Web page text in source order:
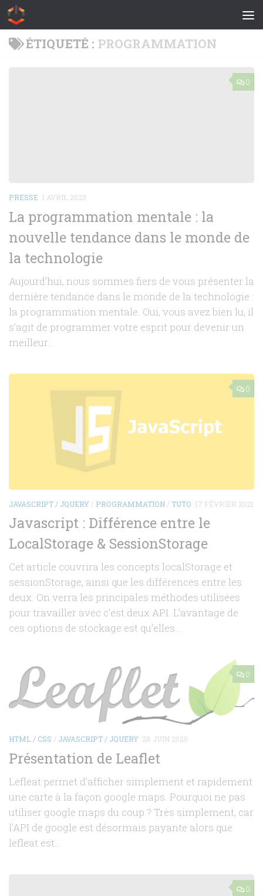
Skip to content
ÉTIQUETÉ : PROGRAMMATION
0
PRESSE 1 AVRIL 2023
La programmation mentale : la
nouvelle tendance dans le monde de
la technologie
Aujourd’hui, nous sommes fiers de vous présenter la
dernière tendance dans le monde de la technologie :
la programmation mentale. Oui, vous avez bien lu, il
s’agit de programmer votre esprit pour devenir un
meilleur...
0
JAVASCRIPT / JQUERY / PROGRAMMATION / TUTO 17 FÉVRIER 2021
Javascript : Différence entre le
LocalStorage & SessionStorage
Cet article couvrira les concepts localStorage et
sessionStorage, ainsi que les différences entre les
deux. On verra les principales méthodes utilisées
pour travailler avec c’est deux API. L’avantage de
ces options de stockage est qu’elles...
0
HTML / CSS / JAVASCRIPT / JQUERY 28 JUIN 2020
Présentation de Leaflet
Lefleat permet d’afficher simplement et rapidement
une carte à la façon google maps. Pourquoi ne pas
utiliser google maps du coup ? Très simplement, car
l’API de google est désormais payante alors que
lefleat est...
0